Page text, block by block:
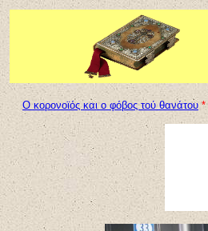
Ο κορονοϊός και ο φόβος τού θανάτου *